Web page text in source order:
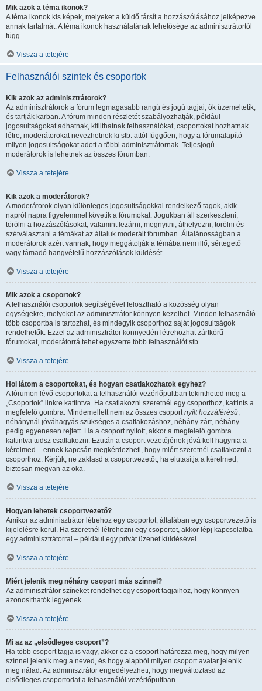
Mik azok a téma ikonok?
A téma ikonok kis képek, melyeket a küldő társít a hozzászólásához jelképezve
annak tartalmát. A téma ikonok használatának lehetősége az adminisztrátortól
függ.
Vissza a tetejére
Felhasználói szintek és csoportok
Kik azok az adminisztrátorok?
Az adminisztrátorok a fórum legmagasabb rangú és jogú tagjai, ők üzemeltetik,
és tartják karban. A fórum minden részletét szabályozhatják, például
jogosultságokat adhatnak, kitilthatnak felhasználókat, csoportokat hozhatnak
létre, moderátorokat nevezhetnek ki stb. attól függően, hogy a fórumalapító
milyen jogosultságokat adott a többi adminisztrátornak. Teljesjogú
moderátorok is lehetnek az összes fórumban.
Vissza a tetejére
Kik azok a moderátorok?
A moderátorok olyan különleges jogosultságokkal rendelkező tagok, akik
napról napra figyelemmel követik a fórumokat. Jogukban áll szerkeszteni,
törölni a hozzászólásokat, valamint lezárni, megnyitni, áthelyezni, törölni és
szétválasztani a témákat az általuk moderált fórumban. Általánosságban a
moderátorok azért vannak, hogy meggátolják a témába nem illő, sértegető
vagy támadó hangvételű hozzászólások küldését.
Vissza a tetejére
Mik azok a csoportok?
A felhasználói csoportok segítségével felosztható a közösség olyan
egységekre, melyeket az adminisztrátor könnyen kezelhet. Minden felhasználó
több csoportba is tartozhat, és mindegyik csoporthoz saját jogosultságok
rendelhetők. Ezzel az adminisztrátor könnyedén létrehozhat zártkörű
fórumokat, moderátorrá tehet egyszerre több felhasználót stb.
Vissza a tetejére
Hol látom a csoportokat, és hogyan csatlakozhatok egyhez?
A fórumon lévő csoportokat a felhasználói vezérlőpultban tekintheted meg a
„Csoportok” linkre kattintva. Ha csatlakozni szeretnél egy csoporthoz, kattints a
megfelelő gombra. Mindemellett nem az összes csoportnyílt hozzáférésű,
néhánynál jóváhagyás szükséges a csatlakozáshoz, néhány zárt, néhány
pedig egyenesen rejtett. Ha a csoport nyitott, akkor a megfelelő gombra
kattintva tudsz csatlakozni. Ezután a csoport vezetőjének jóvá kell hagynia a
kérelmed – ennek kapcsán megkérdezheti, hogy miért szeretnél csatlakozni a
csoporthoz. Kérjük, ne zaklasd a csoportvezetőt, ha elutasítja a kérelmed,
biztosan megvan az oka.
Vissza a tetejére
Hogyan lehetek csoportvezető?
Amikor az adminisztrátor létrehoz egy csoportot, általában egy csoportvezető is
kijelölésre kerül. Ha szeretnél létrehozni egy csoportot, akkor lépj kapcsolatba
egy adminisztrátorral – például egy privát üzenet küldésével.
Vissza a tetejére
Miért jelenik meg néhány csoport más színnel?
Az adminisztrátor színeket rendelhet egy csoport tagjaihoz, hogy könnyen
azonosíthatók legyenek.
Vissza a tetejére
Mi az az „elsődleges csoport”?
Ha több csoport tagja is vagy, akkor ez a csoport határozza meg, hogy milyen
színnel jelenik meg a neved, és hogy alapból milyen csoport avatar jelenik
meg nálad. Az adminisztrátor engedélyezheti, hogy megváltoztasd az
elsődleges csoportodat a felhasználói vezérlőpultban.